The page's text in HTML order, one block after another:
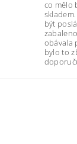
co mělo
být
obávala
bylo to